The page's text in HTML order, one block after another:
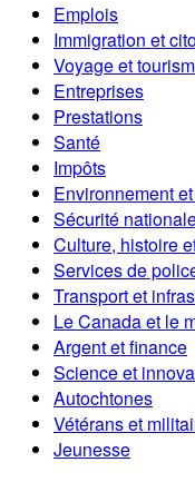
Emplois
Immigration et
Voyage et
Entreprises
Prestations
Santé
Impôts
Environnement
Sécurité
Culture, histoire
Services de
Transport et
Le Canada et le
Argent et finance
Science et
Autochtones
Vétérans et
Jeunesse